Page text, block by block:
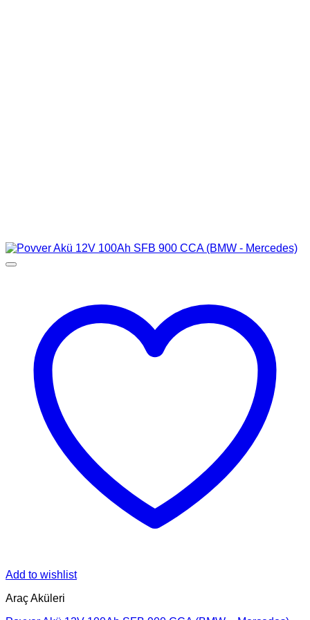
Add to wishlist
Araç Aküleri